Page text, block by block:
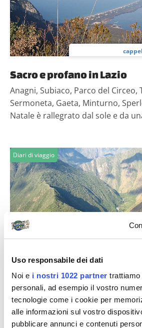
Uso responsabile dei dati
Noi e i nostri 1022 partner
personali, ad esempio il vostro
tecnologie come i cookie per
alle informazioni sul vostro
pubblicare annunci e contenuti
Sacro e profano in Lazio
Anagni, Subiaco, Parco del Circeo,
Sermoneta, Gaeta, Minturno,
Natale è rallegrato dal sole e da
Diari di viaggio
Gaeta – una settimana da
bomarzo
GAETA UNA SETTIMANA DA DEI 2 -
DIARIO DI BORDO Del Capitano
2METRES TuristiPerCaso AGO08